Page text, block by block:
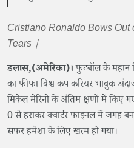
Cristiano Ronaldo Bows
Tears |
डलास,(अमेरिका)।फुटबॉल के महान
का फीफा विश्व कप करियर भावुक
मिकेल मेरिनो के अंतिम क्षणों में किए
0 से हराकर क्वार्टर फाइनल में जगह
सफर हमेशा के लिए खत्म हो गया।